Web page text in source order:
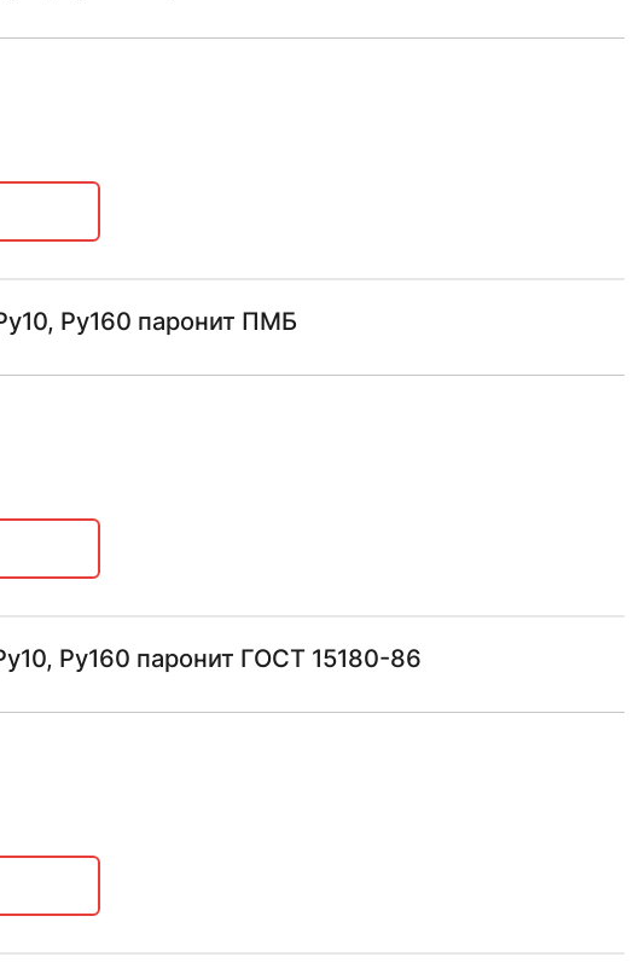
Ру160 паронит ПМБ
Ру160 паронит ГОСТ 15180-86